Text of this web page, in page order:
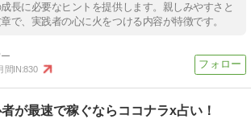
長に必要なヒントを提供します。親しみやすさと
で、実践者の心に火をつける内容が特徴です。
間IN:830
が最速で稼ぐならココナラx占い！